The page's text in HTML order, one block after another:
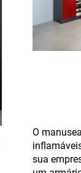
O
sua